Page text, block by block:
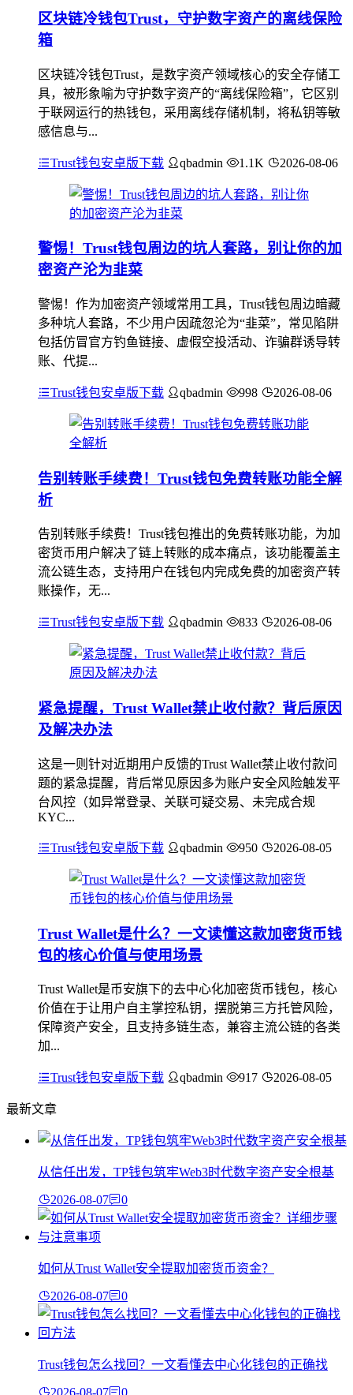
区块链冷钱包Trust，守护数字资产的离线保险
箱
区块链冷钱包Trust，是数字资产领域核心的安全存储工
具，被形象喻为守护数字资产的“离线保险箱”，它区别
于联网运行的热钱包，采用离线存储机制，将私钥等敏
感信息与...
Trust钱包安卓版下载 qbadmin 1.1K 2026-08-06
警惕！Trust钱包周边的坑人套路，别让你的加
密资产沦为韭菜
警惕！作为加密资产领域常用工具，Trust钱包周边暗藏
多种坑人套路，不少用户因疏忽沦为“韭菜”，常见陷阱
包括仿冒官方钓鱼链接、虚假空投活动、诈骗群诱导转
账、代提...
Trust钱包安卓版下载 qbadmin 998 2026-08-06
告别转账手续费！Trust钱包免费转账功能全解
析
告别转账手续费！Trust钱包推出的免费转账功能，为加
密货币用户解决了链上转账的成本痛点，该功能覆盖主
流公链生态，支持用户在钱包内完成免费的加密资产转
账操作，无...
Trust钱包安卓版下载 qbadmin 833 2026-08-06
紧急提醒，Trust Wallet禁止收付款？背后原因
及解决办法
这是一则针对近期用户反馈的Trust Wallet禁止收付款问
题的紧急提醒，背后常见原因多为账户安全风险触发平
台风控（如异常登录、关联可疑交易、未完成合规
KYC...
Trust钱包安卓版下载 qbadmin 950 2026-08-05
Trust Wallet是什么？一文读懂这款加密货币钱
包的核心价值与使用场景
Trust Wallet是币安旗下的去中心化加密货币钱包，核心
价值在于让用户自主掌控私钥，摆脱第三方托管风险，
保障资产安全，且支持多链生态，兼容主流公链的各类
加...
Trust钱包安卓版下载 qbadmin 917 2026-08-05
最新文章
从信任出发，TP钱包筑牢Web3时代数字资产安全根基
2026-08-07 0
如何从Trust Wallet安全提取加密货币资金？
2026-08-07 0
Trust钱包怎么找回？一文看懂去中心化钱包的正确找